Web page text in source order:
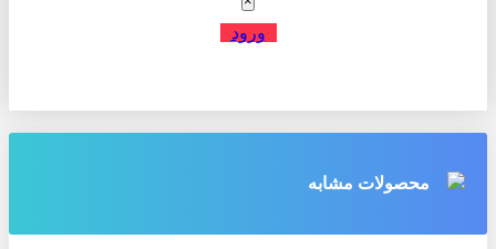
ورود
محصولات مشابه